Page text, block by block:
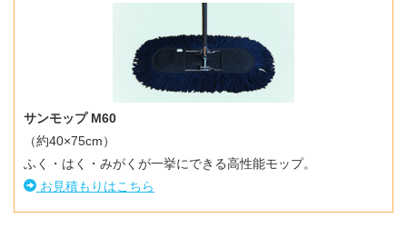
サンモップ M60
（約40×75cm）
ふく・はく・みがくが一挙にできる高性能モップ。
お見積もりはこちら